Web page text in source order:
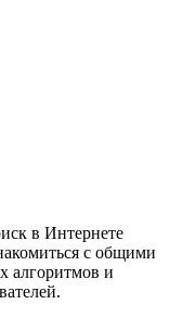
в Интернете
с общими
алгоритмов и